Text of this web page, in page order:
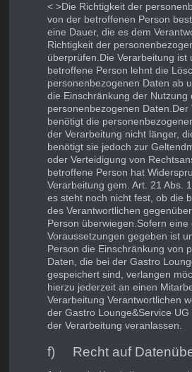
< >Die Richtigkeit der
von der betroffenen Person
eine Dauer, die es dem
Richtigkeit der
überprüfen.Die Verarbeitung ist
betroffene Person lehnt die
personenbezogenen Daten ab
die Einschränkung der Nutzung
personenbezogenen Daten.Der
benötigt die
der Verarbeitung nicht länger,
benötigt sie jedoch zur
oder Verteidigung von
betroffene Person hat
Verarbeitung gem. Art. 21 Abs.
es steht noch nicht fest, ob die
des Verantwortlichen
Person überwiegen.Sofern
Voraussetzungen gegeben ist
Person die Einschränkung von
Daten, die bei der Gastro
gespeichert sind, verlangen
hierzu jederzeit an einen
Verarbeitung Verantwortlichen
der Gastro Lounge&Service
der Verarbeitung veranlassen.
f) Recht auf